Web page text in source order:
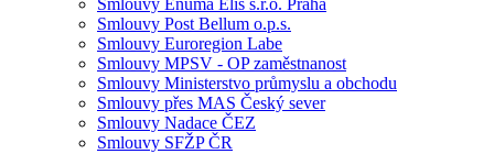
Smlouvy Enuma Elis s.r.o. Praha
Smlouvy Post Bellum o.p.s.
Smlouvy Euroregion Labe
Smlouvy MPSV - OP zaměstnanost
Smlouvy Ministerstvo průmyslu a obchodu
Smlouvy přes MAS Český sever
Smlouvy Nadace ČEZ
Smlouvy SFŽP ČR